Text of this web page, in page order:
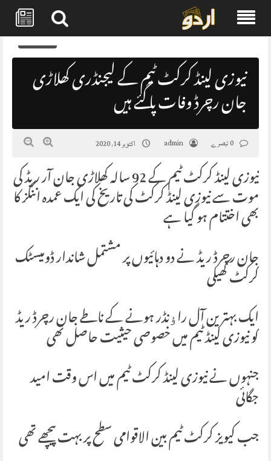
Skip
content
0
نیوزی لینڈ کرکٹ ٹیم کے لیجنڈری کھلاڑی
جان رچرڈ وفات پا گئے ہیں
admin اکتوبر 14, 2020
نیوزی لینڈ کرکٹ ٹیم کے 92 سالہ کھلاڑی جان آر ریڈ کی
موت سے نیوزی لینڈ کرکٹ کی تاریخ کی ایک عمدہ اننگز کا
بھی اختتام ہو گیا ہے
جان رچرڈ ریڈ نے دو دہائیوں پر مشتمل شاندار ڈومیسٹک
کرکٹ کھیلی
ایک بہترین آل راﺅنڈر ہونے کے ناطے جان رچرڈ ریڈ
کو نیوزی لینڈ ٹیم میں خصوصی حیثیت حاصل تھی
جنہوں نے نیوزی لینڈ کرکٹ ٹیم میں اس وقت امید
جگائی
جب کیویز کرکٹ ٹیم بین الاقوامی سطح پر بہت پیچھے تھی